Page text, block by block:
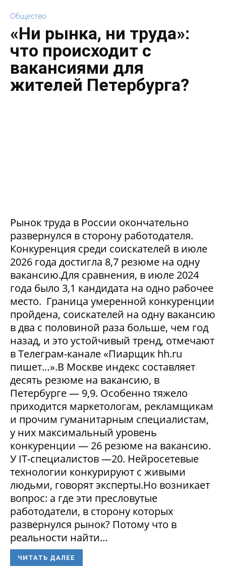
Общество
«Ни рынка, ни труда»:
что происходит с
вакансиями для
жителей Петербурга?
Рынок труда в России окончательно
развернулся в сторону работодателя.
Конкуренция среди соискателей в июле
2026 года достигла 8,7 резюме на одну
вакансию.Для сравнения, в июле 2024
года было 3,1 кандидата на одно рабочее
место. Граница умеренной конкуренции
пройдена, соискателей на одну вакансию
в два с половиной раза больше, чем год
назад, и это устойчивый тренд, отмечают
в Телеграм-канале «Пиарщик hh.ru
пишет…».В Москве индекс составляет
десять резюме на вакансию, в
Петербурге — 9,9. Особенно тяжело
приходится маркетологам, рекламщикам
и прочим гуманитарным специалистам,
у них максимальный уровень
конкуренции — 26 резюме на вакансию.
У IT-специалистов —20. Нейросетевые
технологии конкурируют с живыми
людьми, говорят эксперты.Но возникает
вопрос: а где эти пресловутые
работодатели, в сторону которых
развернулся рынок? Потому что в
реальности найти...
ЧИТАТЬ ДАЛЕЕ